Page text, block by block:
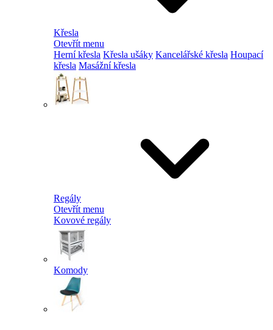
Křesla
Otevřít menu
Herní křesla Křesla ušáky Kancelářské křesla Houpací
křesla Masážní křesla
Regály
Otevřít menu
Kovové regály
Komody